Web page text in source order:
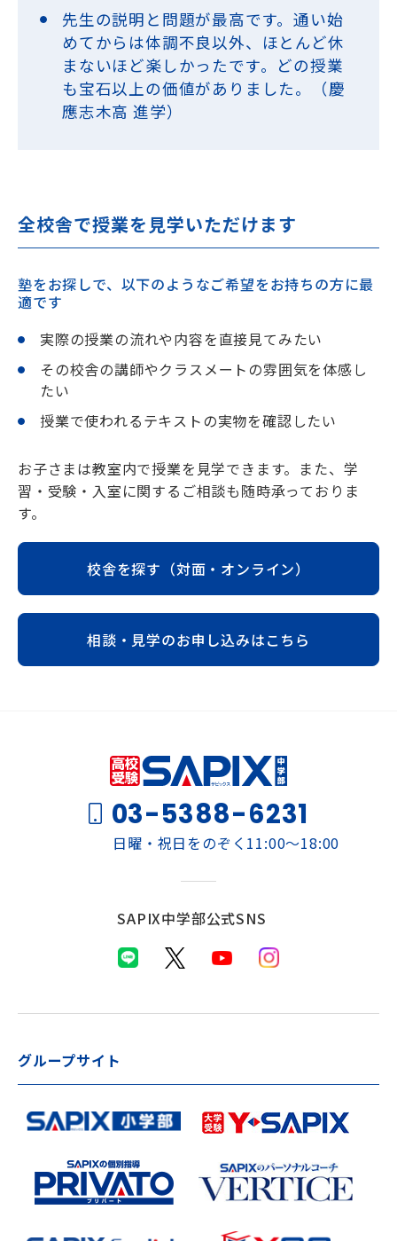
先生の説明と問題が最高です。通い始
めてからは体調不良以外、ほとんど休
まないほど楽しかったです。どの授業
も宝石以上の価値がありました。（慶
應志木高 進学）
全校舎で授業を見学いただけます
塾をお探しで、以下のようなご希望をお持ちの方に最
適です
実際の授業の流れや内容を直接見てみたい
その校舎の講師やクラスメートの雰囲気を体感し
たい
授業で使われるテキストの実物を確認したい
お子さまは教室内で授業を見学できます。また、学
習・受験・入室に関するご相談も随時承っておりま
す。
校舎を探す（対面・オンライン）
相談・見学のお申し込みはこちら
03-5388-6231
日曜・祝日をのぞく11:00～18:00
SAPIX中学部公式SNS
グループサイト